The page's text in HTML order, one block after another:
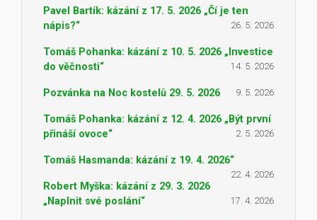
Pavel Bartík: kázání z 17. 5. 2026 „Čí je ten
nápis?“
26. 5. 2026
Tomáš Pohanka: kázání z 10. 5. 2026 „Investice
do věčnosti“
14. 5. 2026
Pozvánka na Noc kostelů 29. 5. 2026 9. 5. 2026
Tomáš Pohanka: kázání z 12. 4. 2026 „Být první
přináší ovoce“
2. 5. 2026
Tomáš Hasmanda: kázání z 19. 4. 2026“
22. 4. 2026
Robert Myška: kázání z 29. 3. 2026
„Naplnit své poslání“
17. 4. 2026